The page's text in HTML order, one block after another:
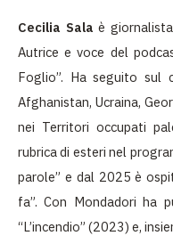
Cecilia Salaè
Autrice e voce del
Foglio”. Ha seguito
Afghanistan, Ucraina,
nei Territori occupati
rubrica di esteri nel
parole” e dal 2025 è
fa”. Con Mondadori ha
“L’incendio” (2023) e,